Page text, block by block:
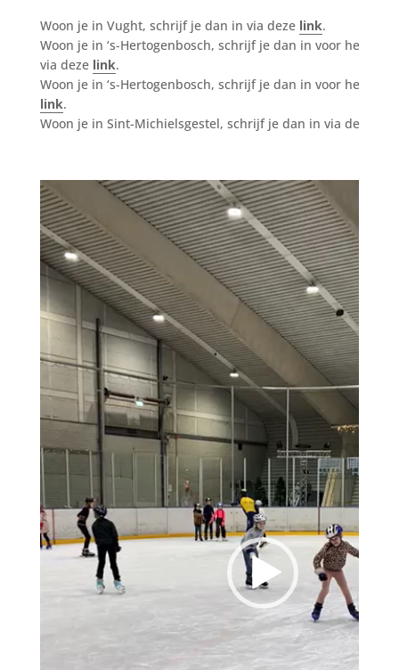
Woon je in Vught, schrijf je dan in via deze link.
Woon je in ‘s-Hertogenbosch, schrijf je dan in voor het
via deze link.
Woon je in ‘s-Hertogenbosch, schrijf je dan in voor het 2e
link.
Woon je in Sint-Michielsgestel, schrijf je dan in via deze
Videospeler